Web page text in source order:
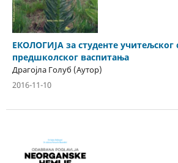
ЕКОЛОГИЈА за студенте учитељског
предшколског васпитања
Драгојла Голуб (Аутор)
2016-11-10